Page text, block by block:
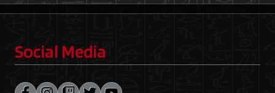
Social Media